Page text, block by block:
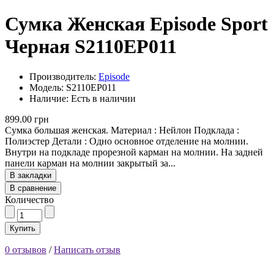
Сумка Женская Episode Sport
Черная S2110EP011
Производитель: Episode
Модель: S2110EP011
Наличие: Есть в наличии
899.00 грн
Сумка большая женская. Материал : Нейлон Подклада :
Полиэстер Детали : Одно основное отделение на молнии.
Внутри на подкладе прорезной карман на молнии. На задней
панели карман на молнии закрытый за...
В закладки
В сравнение
Количество
Купить
0 отзывов /Написать отзыв